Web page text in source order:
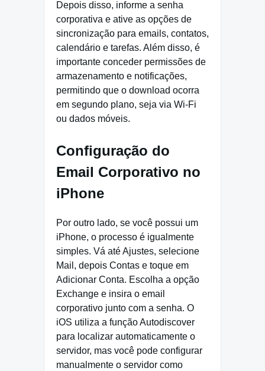
Depois disso, informe a senha
corporativa e ative as opções de
sincronização para emails, contatos,
calendário e tarefas. Além disso, é
importante conceder permissões de
armazenamento e notificações,
permitindo que o download ocorra
em segundo plano, seja via Wi-Fi
ou dados móveis.
Configuração do
Email Corporativo no
iPhone
Por outro lado, se você possui um
iPhone, o processo é igualmente
simples. Vá até Ajustes, selecione
Mail, depois Contas e toque em
Adicionar Conta. Escolha a opção
Exchange e insira o email
corporativo junto com a senha. O
iOS utiliza a função Autodiscover
para localizar automaticamente o
servidor, mas você pode configurar
manualmente o servidor como